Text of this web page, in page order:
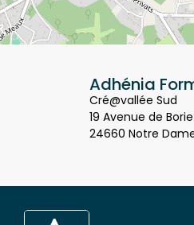
Cré@vallée Sud
19 Avenue de Borie
24660 Notre